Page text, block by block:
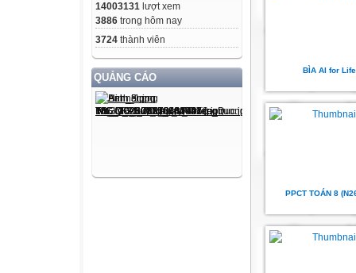
14003131 lượt xem
3886 trong hôm nay
3724 thành viên
QUẢNG CÁO
BÌA AI for Life
PPCT TOÁN 8